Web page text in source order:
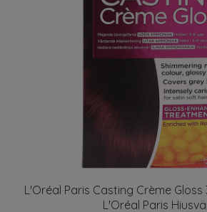
L'Oréal Paris Casting Crème Gloss
L'Oréal Paris